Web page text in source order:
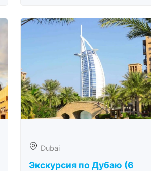
Dubai
Экскурсия по Дубаю (6